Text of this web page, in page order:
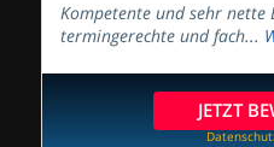
Kompetente und sehr nette
termingerechte und fach...
JETZT